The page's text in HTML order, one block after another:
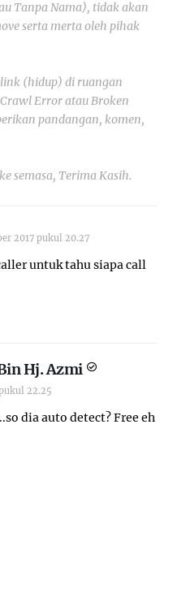
Tanpa Nama), tidak akan
serta merta oleh pihak
(hidup) di ruangan
Error atau Broken
pandangan, komen,
semasa, Terima Kasih.
2017 pukul 20.27
untuk tahu siapa call
Hj. Azmi
22.25
dia auto detect? Free eh